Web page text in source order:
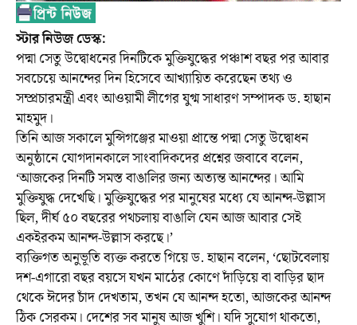
স্টার নিউজ ডেস্ক:
পদ্মা সেতু উদ্বোধনের দিনটিকে মুক্তিযুদ্ধের পঞ্চাশ বছর পর আবার
সবচেয়ে আনন্দের দিন হিসেবে আখ্যায়িত করেছেন তথ্য ও
সম্প্রচারমন্ত্রী এবং আওয়ামী লীগের যুগ্ম সাধারণ সম্পাদক ড. হাছান
মাহমুদ।
তিনি আজ সকালে মুন্সিগঞ্জের মাওয়া প্রান্তে পদ্মা সেতু উদ্বোধন
অনুষ্ঠানে যোগদানকালে সাংবাদিকদের প্রশ্নের জবাবে বলেন,
‘আজকের দিনটি সমস্ত বাঙালির জন্য অত্যন্ত আনন্দের। আমি
মুক্তিযুদ্ধ দেখেছি। মুক্তিযুদ্ধের পর মানুষের মধ্যে যে আনন্দ-উল্লাস
ছিল, দীর্ঘ ৫০ বছরের পথচলায় বাঙালি যেন আজ আবার সেই
একইরকম আনন্দ-উল্লাস করছে।’
ব্যক্তিগত অনুভূতি ব্যক্ত করতে গিয়ে ড. হাছান বলেন, ‘ছোটবেলায়
দশ-এগারো বছর বয়সে যখন মাঠের কোণে দাঁড়িয়ে বা বাড়ির ছাদ
থেকে ঈদের চাঁদ দেখতাম, তখন যে আনন্দ হতো, আজকের আনন্দ
ঠিক সেরকম। দেশের সব মানুষ আজ খুশি। যদি সুযোগ থাকতো,